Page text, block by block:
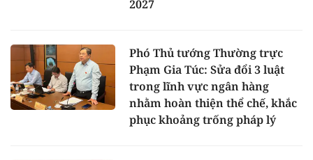
2027
Phó Thủ tướng Thường trực
Phạm Gia Túc: Sửa đổi 3 luật
trong lĩnh vực ngân hàng
nhằm hoàn thiện thể chế, khắc
phục khoảng trống pháp lý